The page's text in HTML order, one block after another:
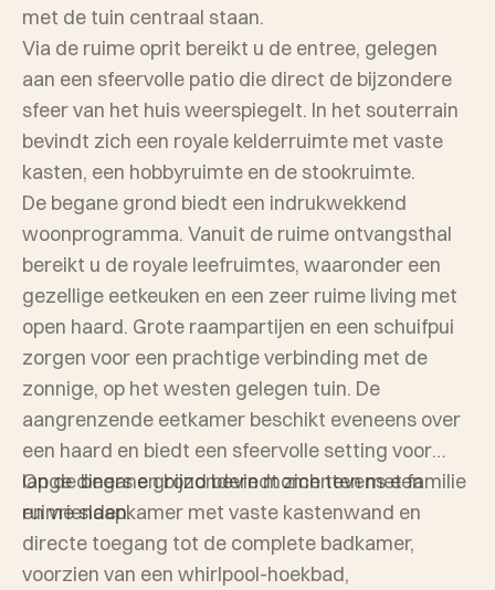
met de tuin centraal staan.
Via de ruime oprit bereikt u de entree, gelegen
aan een sfeervolle patio die direct de bijzondere
sfeer van het huis weerspiegelt. In het souterrain
bevindt zich een royale kelderruimte met vaste
kasten, een hobbyruimte en de stookruimte.
De begane grond biedt een indrukwekkend
woonprogramma. Vanuit de ruime ontvangsthal
bereikt u de royale leefruimtes, waaronder een
gezellige eetkeuken en een zeer ruime living met
open haard. Grote raampartijen en een schuifpui
zorgen voor een prachtige verbinding met de
zonnige, op het westen gelegen tuin. De
aangrenzende eetkamer beschikt eveneens over
een haard en biedt een sfeervolle setting voor
lange diners en bijzondere momenten met familie
en vrienden.
Op de begane grond bevindt zich tevens een
ruime slaapkamer met vaste kastenwand en
directe toegang tot de complete badkamer,
voorzien van een whirlpool-hoekbad,